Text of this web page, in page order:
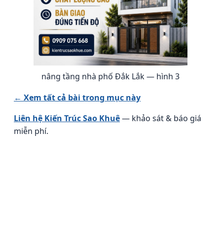
nâng tầng nhà phố Đắk Lắk — hình 3
← Xem tất cả bài trong mục này
Liên hệ Kiến Trúc Sao Khuê— khảo sát & báo giá
miễn phí.